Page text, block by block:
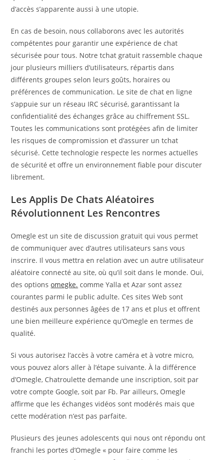
d’accès s’apparente aussi à une utopie.
En cas de besoin, nous collaborons avec les autorités
compétentes pour garantir une expérience de chat
sécurisée pour tous. Notre tchat gratuit rassemble chaque
jour plusieurs milliers d’utilisateurs, répartis dans
différents groupes selon leurs goûts, horaires ou
préférences de communication. Le site de chat en ligne
s’appuie sur un réseau IRC sécurisé, garantissant la
confidentialité des échanges grâce au chiffrement SSL.
Toutes les communications sont protégées afin de limiter
les risques de compromission et d’assurer un tchat
sécurisé. Cette technologie respecte les normes actuelles
de sécurité et offre un environnement fiable pour discuter
librement.
Les Applis De Chats Aléatoires
Révolutionnent Les Rencontres
Omegle est un site de discussion gratuit qui vous permet
de communiquer avec d’autres utilisateurs sans vous
inscrire. Il vous mettra en relation avec un autre utilisateur
aléatoire connecté au site, où qu’il soit dans le monde. Oui,
des optionsomegke. comme Yalla et Azar sont assez
courantes parmi le public adulte. Ces sites Web sont
destinés aux personnes âgées de 17 ans et plus et offrent
une bien meilleure expérience qu’Omegle en termes de
qualité.
Si vous autorisez l’accès à votre caméra et à votre micro,
vous pouvez alors aller à l’étape suivante. À la différence
d’Omegle, Chatroulette demande une inscription, soit par
votre compte Google, soit par Fb. Par ailleurs, Omegle
affirme que les échanges vidéos sont modérés mais que
cette modération n’est pas parfaite.
Plusieurs des jeunes adolescents qui nous ont répondu ont
franchi les portes d’Omegle « pour faire comme les